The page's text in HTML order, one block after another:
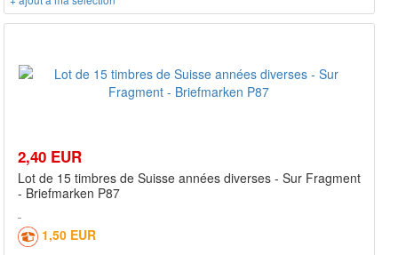
2,40 EUR
Lot de 15 timbres de Suisse années diverses - Sur Fragment
- Briefmarken P87
1,50 EUR